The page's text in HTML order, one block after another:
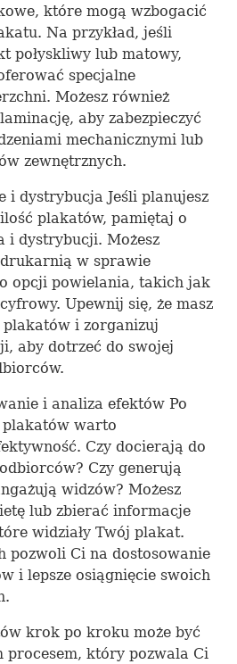
które mogą wzbogacić
Na przykład, jeśli
połyskliwy lub matowy,
specjalne
Możesz również
aby zabezpieczyć
mechanicznymi lub
zewnętrznych.
i dystrybucja Jeśli planujesz
plakatów, pamiętaj o
i dystrybucji. Możesz
w sprawie
opcji powielania, takich jak
Upewnij się, że masz
i zorganizuj
aby dotrzeć do swojej
i analiza efektów Po
plakatów warto
Czy docierają do
Czy generują
widzów? Możesz
lub zbierać informacje
widziały Twój plakat.
pozwoli Ci na dostosowanie
i lepsze osiągnięcie swoich
krok po kroku może być
procesem, który pozwala Ci